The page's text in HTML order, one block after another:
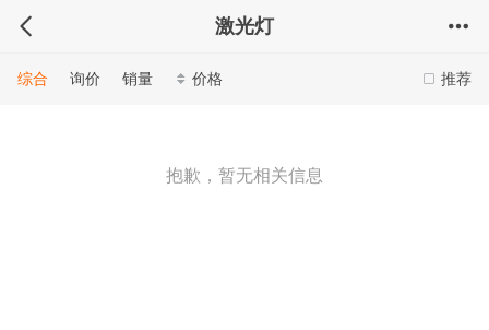
激光灯
推荐
综合 询价 销量 价格
抱歉，暂无相关信息